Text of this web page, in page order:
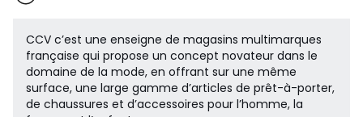
CCV c’est une enseigne de magasins multimarques
française qui propose un concept novateur dans le
domaine de la mode, en offrant sur une même
surface, une large gamme d’articles de prêt-à-porter,
de chaussures et d’accessoires pour l’homme, la